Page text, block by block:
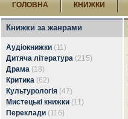
ГОЛОВНА КНИЖКИ
Книжки за жанрами
Аудіокнижки (11)
Дитяча література (215)
Драма (18)
Критика (62)
Культурологія (47)
Мистецькі книжки (11)
Переклади (116)